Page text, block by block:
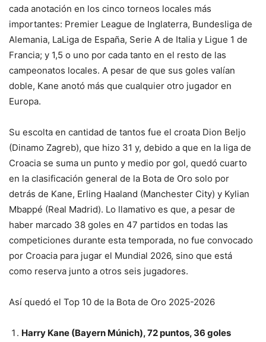
cada anotación en los cinco torneos locales más
importantes: Premier League de Inglaterra, Bundesliga de
Alemania, LaLiga de España, Serie A de Italia y Ligue 1 de
Francia; y 1,5 o uno por cada tanto en el resto de las
campeonatos locales. A pesar de que sus goles valían
doble, Kane anotó más que cualquier otro jugador en
Europa.
Su escolta en cantidad de tantos fue el croata Dion Beljo
(Dinamo Zagreb), que hizo 31 y, debido a que en la liga de
Croacia se suma un punto y medio por gol, quedó cuarto
en la clasificación general de la Bota de Oro solo por
detrás de Kane, Erling Haaland (Manchester City) y Kylian
Mbappé (Real Madrid). Lo llamativo es que, a pesar de
haber marcado 38 goles en 47 partidos en todas las
competiciones durante esta temporada, no fue convocado
por Croacia para jugar el Mundial 2026, sino que está
como reserva junto a otros seis jugadores.
Así quedó el Top 10 de la Bota de Oro 2025-2026
Harry Kane (Bayern Múnich), 72 puntos, 36 goles